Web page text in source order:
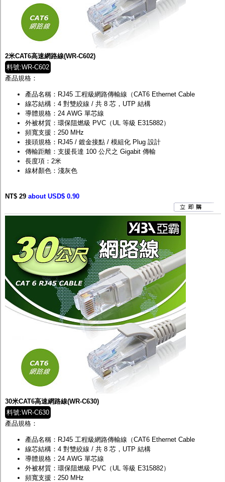
2米CAT6高速網路線(WR-C602)
料號:WR-C602
產品規格：
產品名稱：RJ45 工程級網路傳輸線（CAT6 Ethernet Cable
線芯結構：4 對雙絞線 / 共 8 芯，UTP 結構
導體規格：24 AWG 單芯線
外被材質：環保阻燃級 PVC（UL 等級 E315882）
頻寬支援：250 MHz
接頭規格：RJ45 / 鍍金接點 / 模組化 Plug 設計
傳輸距離：支援長達 100 公尺之 Gigabit 傳輸
長度項：2米
線材顏色：淺灰色
NT$ 29 about USD$ 0.90
30米CAT6高速網路線(WR-C630)
料號:WR-C630
產品規格：
產品名稱：RJ45 工程級網路傳輸線（CAT6 Ethernet Cable
線芯結構：4 對雙絞線 / 共 8 芯，UTP 結構
導體規格：24 AWG 單芯線
外被材質：環保阻燃級 PVC（UL 等級 E315882）
頻寬支援：250 MHz